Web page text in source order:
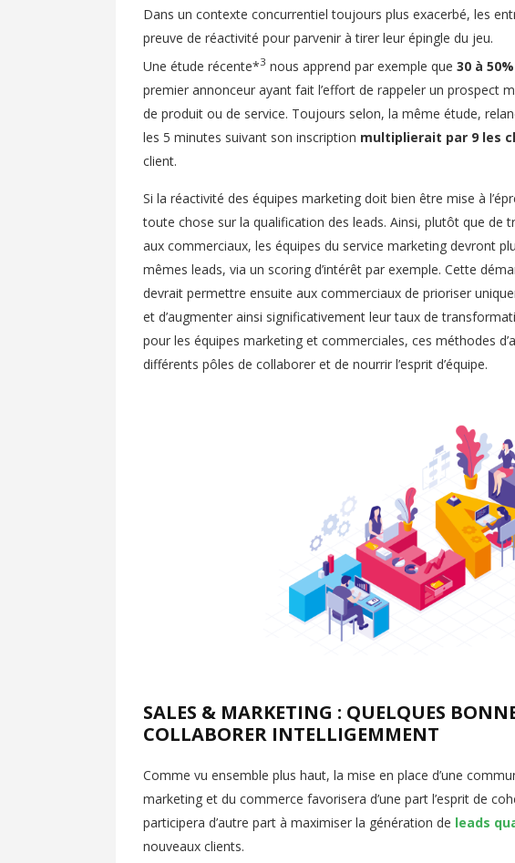
Dans un contexte concurrentiel toujours plus exacerbé, les
preuve de réactivité pour parvenir à tirer leur épingle du jeu.
Une étude récente*3 nous apprend par exemple que 30 à
premier annonceur ayant fait l’effort de rappeler un prospect
de produit ou de service. Toujours selon, la même étude,
les 5 minutes suivant son inscription multiplierait par 9 les
client.
Si la réactivité des équipes marketing doit bien être mise à
toute chose sur la qualification des leads. Ainsi, plutôt que de
aux commerciaux, les équipes du service marketing devront
mêmes leads, via un scoring d’intérêt par exemple. Cette
devrait permettre ensuite aux commerciaux de prioriser
et d’augmenter ainsi significativement leur taux de
pour les équipes marketing et commerciales, ces méthodes
différents pôles de collaborer et de nourrir l’esprit d’équipe.
SALES & MARKETING : QUELQUES
COLLABORER INTELLIGEMMENT
Comme vu ensemble plus haut, la mise en place d’une
marketing et du commerce favorisera d’une part l’esprit de
participera d’autre part à maximiser la génération de leads
nouveaux clients.